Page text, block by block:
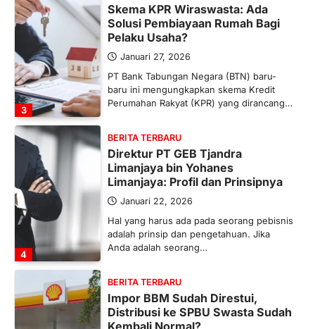
3
Skema KPR Wiraswasta: Ada
Solusi Pembiayaan Rumah Bagi
Pelaku Usaha?
Januari 27, 2026
PT Bank Tabungan Negara (BTN) baru-
baru ini mengungkapkan skema Kredit
Perumahan Rakyat (KPR) yang dirancang…
4
BERITA TERBARU
Direktur PT GEB Tjandra
Limanjaya bin Yohanes
Limanjaya: Profil dan Prinsipnya
Januari 22, 2026
Hal yang harus ada pada seorang pebisnis
adalah prinsip dan pengetahuan. Jika
Anda adalah seorang…
BERITA TERBARU
Impor BBM Sudah Direstui,
Distribusi ke SPBU Swasta Sudah